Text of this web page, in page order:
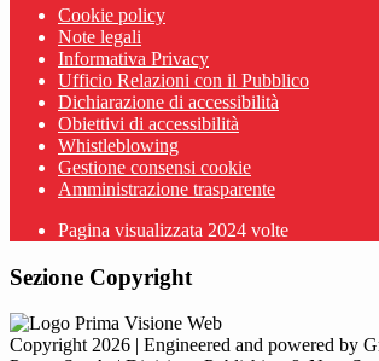
Cookie policy
Note legali
Informativa Privacy
Ufficio Relazioni con il Pubblico
Dichiarazione di accessibilità
Obiettivi di accessibilità
Whistleblowing
Gestione consensi cookie
Amministrazione trasparente
Pagina visualizzata 2024 volte
Sezione Copyright
Copyright 2026 | Engineered and powered by